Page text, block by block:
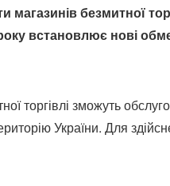
безмитної
встановлює нові
торгівлі зможуть
України. Для